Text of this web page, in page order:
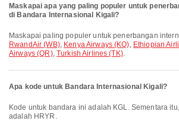
Maskapai apa yang paling populer untuk
di Bandara Internasional Kigali?
Maskapai paling populer untuk penerbangan
RwandAir (WB), Kenya Airways (KQ), Ethiopian
Airways (QR), Turkish Airlines (TK).
Apa kode untuk Bandara Internasional Kigali?
Kode untuk bandara ini adalah KGL. Sementara itu, kode ICAO-nya
adalah HRYR.